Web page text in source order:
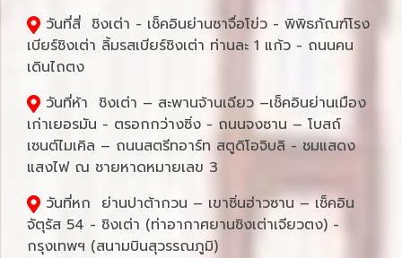
วันที่สี่ ชิงเต่า - เช็คอินย่านซาจื่อโข่ว - พิพิธภัณฑ์โรง
เบียร์ชิงเต่า ลิ้มรสเบียร์ชิงเต่า ท่านละ 1 แก้ว - ถนนคน
เดินไถตง
วันที่ห้า ชิงเต่า – สะพานจ้านเฉียว –เช็คอินย่านเมือง
เก่าเยอรมัน - ตรอกกว่างซิ่ง - ถนนจงซาน – โบสถ์
เซนต์ไมเคิล – ถนนสตรีทอาร์ท สตูดิโอจิบลิ - ชมแสดง
แสงไฟ ณ ชายหาดหมายเลข 3
วันที่หก ย่านปาต้ากวน – เขาซิ่นฮ่าวซาน – เช็คอิน
จัตุรัส 54 - ชิงเต่า (ท่าอากาศยานชิงเต่าเจียวตง) -
กรุงเทพฯ (สนามบินสุวรรณภูมิ)